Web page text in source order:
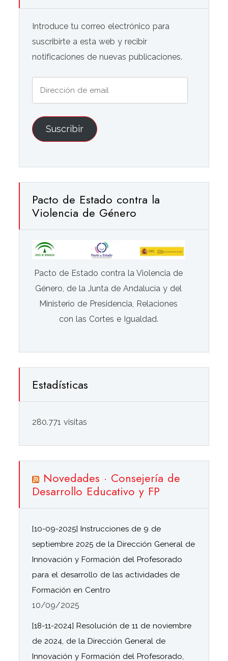
Introduce tu correo electrónico para
suscribirte a esta web y recibir
notificaciones de nuevas publicaciones.
email
Suscribir
Pacto de Estado contra la
Violencia de Género
Pacto de Estado contra la Violencia de
Género, de la Junta de Andalucía y del
Ministerio de Presidencia, Relaciones
con las Cortes e Igualdad.
Estadísticas
280.771 visitas
Novedades · Consejería de
Desarrollo Educativo y FP
[10-09-2025] Instrucciones de 9 de
septiembre 2025 de la Dirección General de
Innovación y Formación del Profesorado
para el desarrollo de las actividades de
Formación en Centro
10/09/2025
[18-11-2024] Resolución de 11 de noviembre
de 2024, de la Dirección General de
Innovación y Formación del Profesorado,